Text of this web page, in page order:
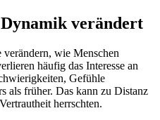
verändert
wie Menschen
häufig das Interesse an
Gefühle
als früher. Das kann zu Distanz
herrschten.